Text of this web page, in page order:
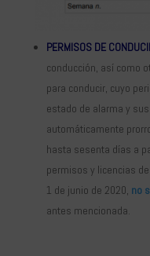
PERMISOS DE
conducción, así como
para conducir, cuyo
estado de alarma y
automáticamente
hasta sesenta días a
permisos y licencias
1 de junio de 2020, no
antes mencionada.